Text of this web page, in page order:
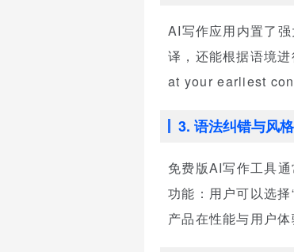
AI写作应用内置了
译，还能根据语境
at your earliest
3. 语法纠错与风
免费版AI写作工具
功能：用户可以选择
产品在性能与用户体